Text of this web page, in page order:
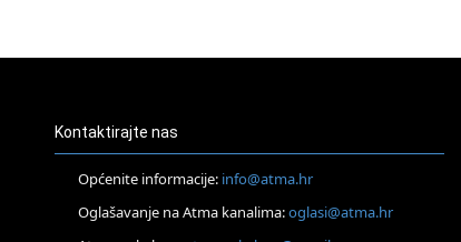
Kontaktirajte nas
Općenite informacije: info@atma.hr
Oglašavanje na Atma kanalima:oglasi@atma.hr